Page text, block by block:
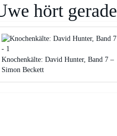
hört gerade
Knochenkälte: David Hunter, Band 7 –
Simon Beckett